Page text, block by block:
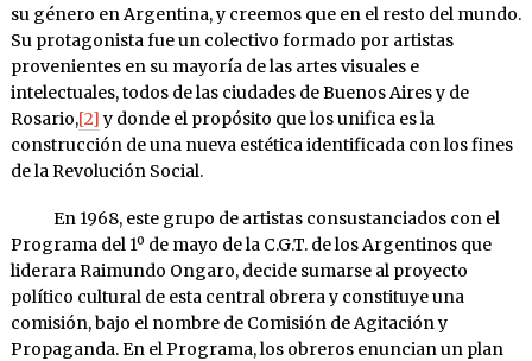
su género en Argentina, y creemos que en el resto del mundo.
Su protagonista fue un colectivo formado por artistas
provenientes en su mayoría de las artes visuales e
intelectuales, todos de las ciudades de Buenos Aires y de
Rosario,[2]y donde el propósito que los unifica es la
construcción de una nueva estética identificada con los fines
de la Revolución Social.
En 1968, este grupo de artistas consustanciados con el
Programa del 1º de mayo de la C.G.T. de los Argentinos que
liderara Raimundo Ongaro, decide sumarse al proyecto
político cultural de esta central obrera y constituye una
comisión, bajo el nombre de Comisión de Agitación y
Propaganda. En el Programa, los obreros enuncian un plan